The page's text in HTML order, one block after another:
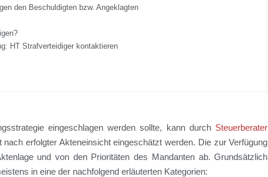
den Beschuldigten bzw. Angeklagten
HT Strafverteidiger kontaktieren
eingeschlagen werden sollte, kann durch Steuerberater
nach erfolgter Akteneinsicht eingeschätzt werden. Die zur Verfügung
und von den Prioritäten des Mandanten ab. Grundsätzlich
in eine der nachfolgend erläuterten Kategorien: